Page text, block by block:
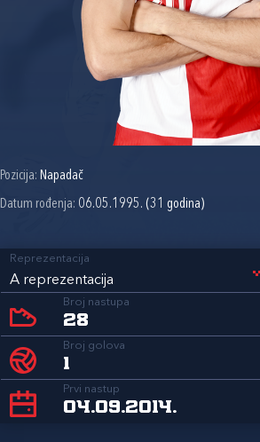
Pozicija: Napadač
Datum rođenja: 06.05.1995. (31 godina)
Reprezentacija
A reprezentacija
Broj nastupa
28
Broj golova
1
Prvi nastup
04.09.2014.